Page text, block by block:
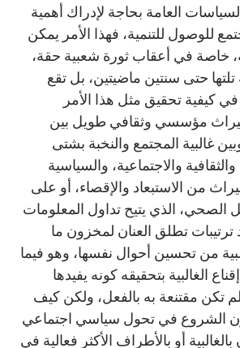
العامة بحاجة لإدراك أهمية
للوصول للتنمية، فهذا الأمر يمكن
خاصة في أعقاب ثورة شعبية حقة،
حتى سنتين ماضيتين، بل تقع
كيفية تحقيق مثل هذا الأمر
مؤسسي وثقافي طويل بين
غالبية المجتمع والنخبة بشتى
والاجتماعية، والسياسية
من الاستبعاد والإقصاء، أو على
الصحي، الذي يتيح تداول المعلومات
ترتيبات تطلق العنان لمخزون ما
من تحسين أحوال نفسها، وهو فيما
الغالبية بتحقيقه كونه يفيدها
تكن مقتنعة به بالفعل، ولكن كيف
الشروع في تحول سياسي اجتماعي
بالغالبية أو بالأطراف الأكثر فعالية في